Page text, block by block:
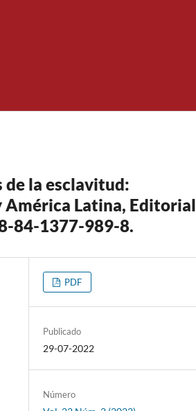
de la esclavitud:
América Latina, Editorial
84-1377-989-8.
PDF
Publicado
29-07-2022
Número